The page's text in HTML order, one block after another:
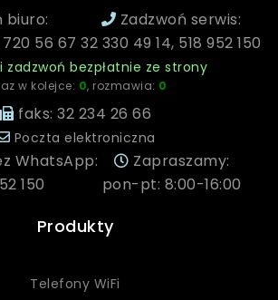
biuro:
720 56 67
Zadzwoń serwis:
32 330 49 14, 518 952 150
zadzwoń bezpłatnie ze strony
w kolejce: 0, rozmawia: 0
faks: 32 234 26 66
Poczta elektroniczna
WhatsApp:
150
Zapraszamy:
pon-pt: 8:00-16:00
Produkty
Telefony WiFi